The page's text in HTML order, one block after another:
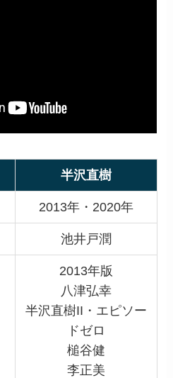
半沢直樹
2013年・2020年
池井戸潤
2013年版
八津弘幸
半沢直樹II・エピソー
ドゼロ
槌谷健
李正美